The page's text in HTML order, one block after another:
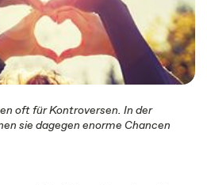
oft für Kontroversen. In der
sie dagegen enorme Chancen